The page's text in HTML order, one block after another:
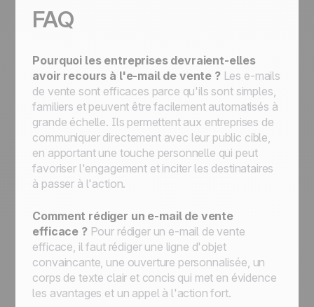
FAQ
Pourquoi les entreprises devraient-elles
avoir recours à l'e-mail de vente ?Les e-mails
de vente sont efficaces parce qu'ils sont simples,
familiers et peuvent être facilement automatisés à
grande échelle. Ils permettent aux entreprises de
communiquer directement avec leur public cible,
en apportant une touche personnelle qui peut
favoriser l'engagement et inciter les destinataires
à passer à l'action.
Comment rédiger un e-mail de vente
efficace ?Pour rédiger un e-mail de vente
efficace, il faut rédiger une ligne d'objet
convaincante, une ouverture personnalisée, un
corps de texte clair et concis qui met en évidence
les avantages et un appel à l'action fort.